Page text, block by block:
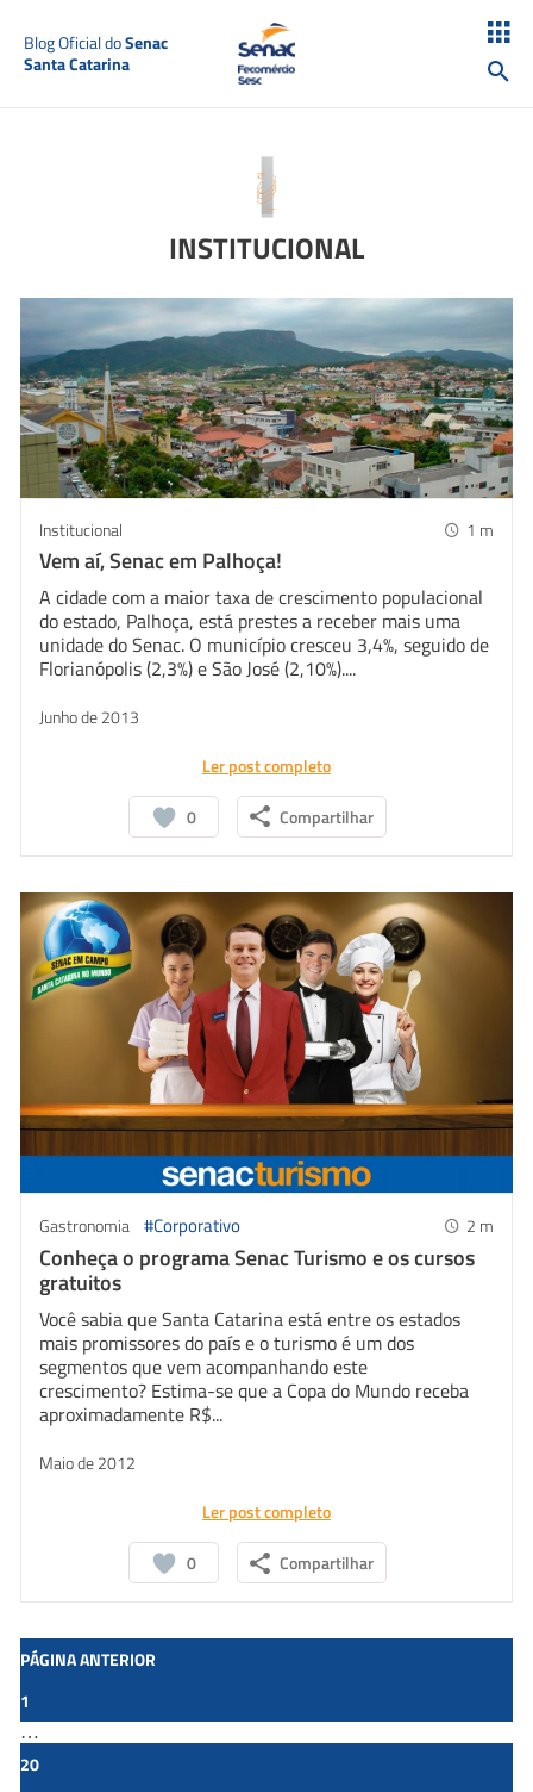
Blog Oficial doSenac
Santa Catarina
INSTITUCIONAL
Institucional 1 m
Vem aí, Senac em Palhoça!
A cidade com a maior taxa de crescimento populacional
do estado, Palhoça, está prestes a receber mais uma
unidade do Senac. O município cresceu 3,4%, seguido de
Florianópolis (2,3%) e São José (2,10%)....
Junho de 2013
0 Compartilhar
Ler post completo
Gastronomia #Corporativo 2 m
Conheça o programa Senac Turismo e os cursos
gratuitos
Você sabia que Santa Catarina está entre os estados
mais promissores do país e o turismo é um dos
segmentos que vem acompanhando este
crescimento? Estima-se que a Copa do Mundo receba
aproximadamente R$...
Maio de 2012
0 Compartilhar
Ler post completo
PÁGINA ANTERIOR
1
…
20